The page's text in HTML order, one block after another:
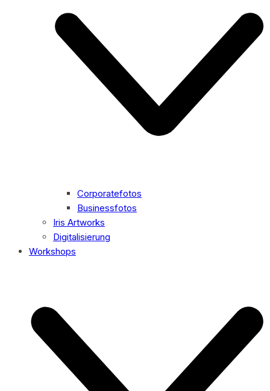
Corporatefotos
Businessfotos
Iris Artworks
Digitalisierung
Workshops